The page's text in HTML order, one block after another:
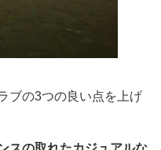
ブの3つの良い点を上げ